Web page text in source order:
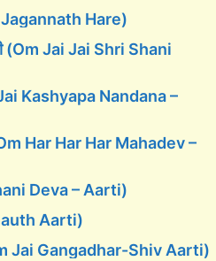
Jagannath Hare)
(Om Jai Jai Shri Shani
Kashyapa Nandana –
Har Har Har Mahadev –
Deva – Aarti)
Aarti)
Jai Gangadhar-Shiv Aarti)